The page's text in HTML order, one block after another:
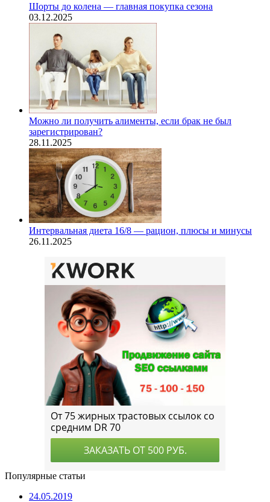
Шорты до колена — главная покупка сезона
03.12.2025
Можно ли получить алименты, если брак не был
зарегистрирован?
28.11.2025
Интервальная диета 16/8 — рацион, плюсы и минусы
26.11.2025
Популярные статьи
24.05.2019